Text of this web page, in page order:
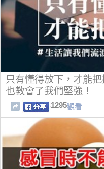
只有懂得放下，才能
也教會了我們堅強！
1295觀看